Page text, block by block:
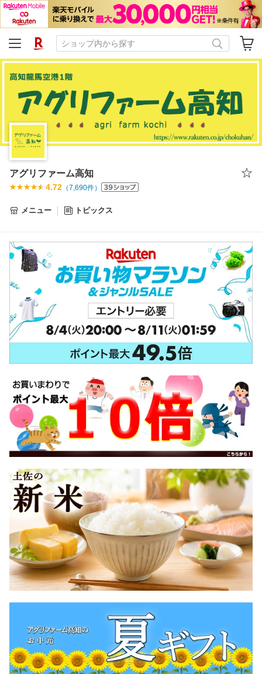
アグリファーム高知
4.72 （7,690件）
メニュー トピックス